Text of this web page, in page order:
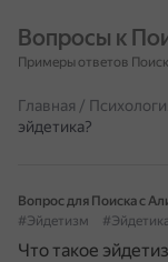
Вопросы к
Примеры ответов
Главная /
эйдетика?
Вопрос для Поиска с
#Эйдетизм
#Эйдетика
Что такое